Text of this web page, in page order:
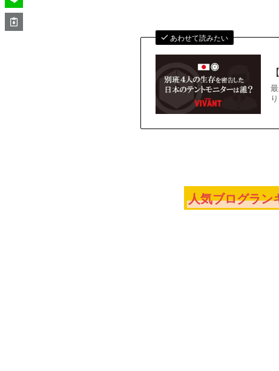
あわせて読みたい
人気ブログラ